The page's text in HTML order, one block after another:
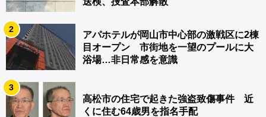
2
アパホテルが岡山市中心部の激戦区に2棟
目オープン 市街地を一望のプールに大
浴場…非日常感を意識
3
高松市の住宅で起きた強盗致傷事件 近
くに住む64歳男を指名手配